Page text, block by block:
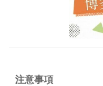
注意事項